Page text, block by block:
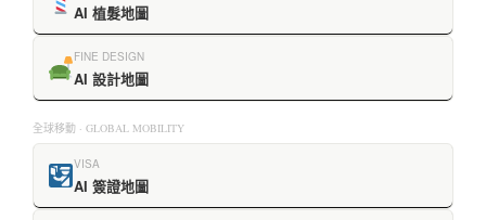
AI 植髮地圖
FINE DESIGN
AI 設計地圖
全球移動 · GLOBAL MOBILITY
VISA
AI 簽證地圖